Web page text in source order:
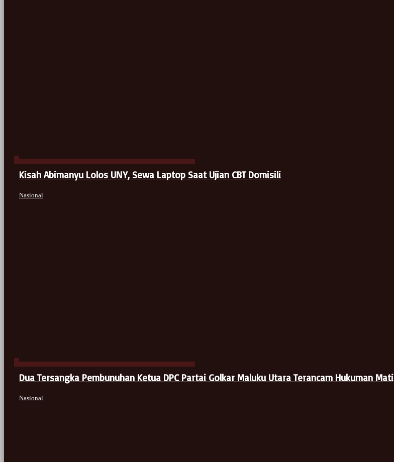
Kisah Abimanyu Lolos UNY, Sewa Laptop Saat Ujian CBT Domisili
Nasional
Dua Tersangka Pembunuhan Ketua DPC Partai Golkar Maluku Utara Terancam Hukuman Mati
Nasional